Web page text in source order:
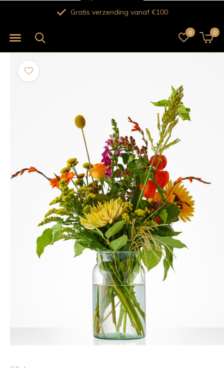
0 0
Verse bloemen voor 12.00 uur besteld vandaag nog bezorgd!